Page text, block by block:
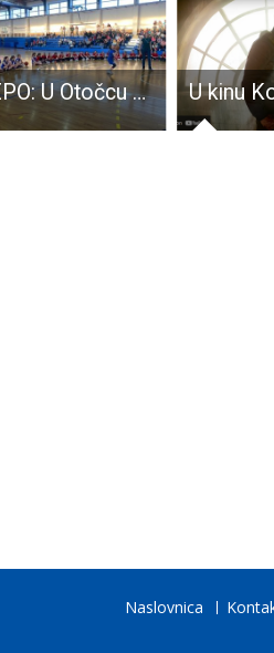
LIJEPO: U Otočcu održan turnir košarkašica početnica iz Gospića, Otočca i Brinja
Naslovnica